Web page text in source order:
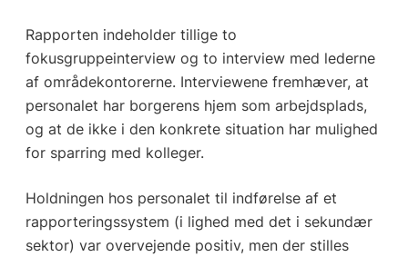
Rapporten indeholder tillige to
fokusgruppeinterview og to interview med lederne
af områdekontorerne. Interviewene fremhæver, at
personalet har borgerens hjem som arbejdsplads,
og at de ikke i den konkrete situation har mulighed
for sparring med kolleger.
Holdningen hos personalet til indførelse af et
rapporteringssystem (i lighed med det i sekundær
sektor) var overvejende positiv, men der stilles